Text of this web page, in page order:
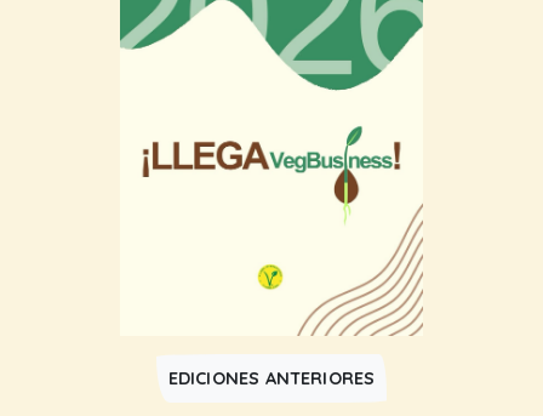
EDICIONES ANTERIORES